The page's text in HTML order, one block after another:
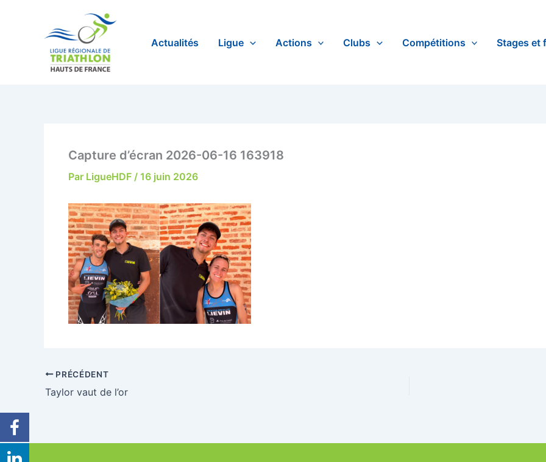
Actualités Ligue Actions Clubs Compétitions Stages et
Capture d’écran 2026-06-16 163918
Par LigueHDF / 16 juin 2026
PRÉCÉDENT
Taylor vaut de l’or